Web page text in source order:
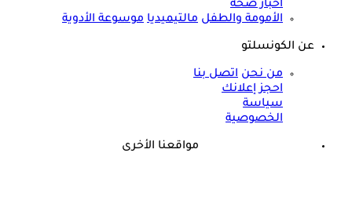
أخبار صحة
الأمومة والطفل مالتيميديا موسوعة الأدوية
عن الكونسلتو
من نحن اتصل بنا
احجز إعلانك
سياسة
الخصوصية
مواقعنا الأخرى